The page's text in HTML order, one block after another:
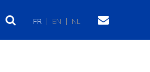
FR EN NL